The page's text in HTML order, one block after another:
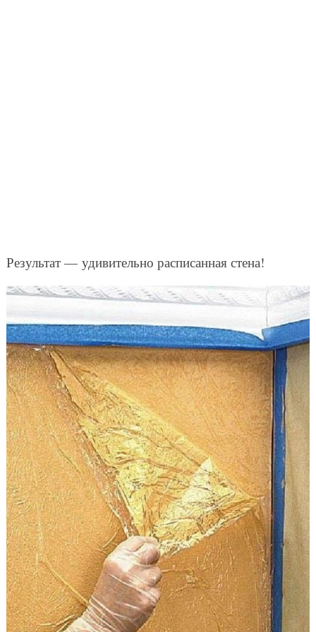
Результат — удивительно расписанная стена!